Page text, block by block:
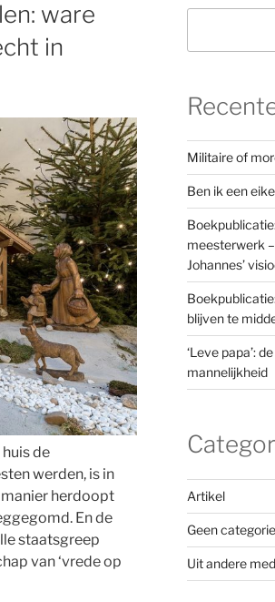
ware
in
de
werden, is in
herdoopt
En de
staatsgreep
van ‘vrede op
Militaire of
Ben ik een
meesterwerk
Johannes’
blijven te
‘Leve papa’:
mannelijkheid
Artikel
Geen categorie
Uit andere